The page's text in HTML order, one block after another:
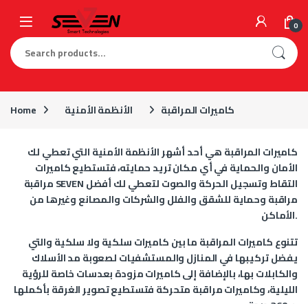
0
Search for:
Home الأنظمة الأمنية كاميرات المراقبة
كاميرات المراقبة هي أحد أشهر الأنظمة الأمنية التي تعطي لك
الأمان والحماية في أي مكان تريد حمايته، فتستطيع كاميرات
مراقبة SEVEN التقاط وتسجيل الحركة والصوت لتعطي لك أفضل
مراقبة وحماية للشقق والفلل والشركات والمصانع وغيرها من
الأماكن.
تتنوع كاميرات المراقبة ما بين كاميرات سلكية ولا سلكية والتي
يفضل تركيبها في المنازل والمستشفيات لصعوبة مد الأسلاك
والكابلات بها، بالإضافة إلى كاميرات مزودة بعدسات خاصة للرؤية
الليلية، وكاميرات مراقبة متحركة فتستطيع تصوير الغرقة بأكملها